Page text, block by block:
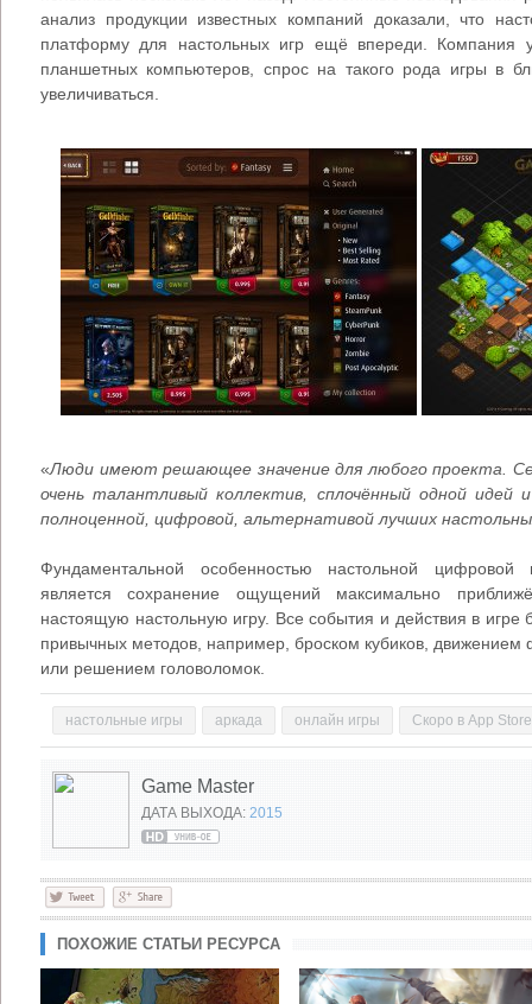
анализ продукции известных компаний доказали, что
платформу для настольных игр ещё впереди. Компания
планшетных компьютеров, спрос на такого рода игры в
увеличиваться.
«Люди имеют решающее значение для любого проекта.
очень талантливый коллектив, сплочённый одной идей
полноценной, цифровой, альтернативой лучших
Фундаментальной особенностью настольной цифровой
является сохранение ощущений максимально
настоящую настольную игру. Все события и действия в игре
привычных методов, например, броском кубиков, движением
или решением головоломок.
настольные игры аркада онлайн игры Скоро в App Store
Game Master
ДАТА ВЫХОДА: 2015
ПОХОЖИЕ СТАТЬИ РЕСУРСА